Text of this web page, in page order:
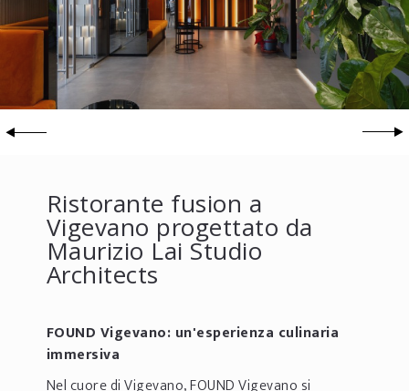
Ristorante fusion a
Vigevano progettato da
Maurizio Lai Studio
Architects
FOUND Vigevano: un'esperienza culinaria
immersiva
Nel cuore di Vigevano, FOUND Vigevano si